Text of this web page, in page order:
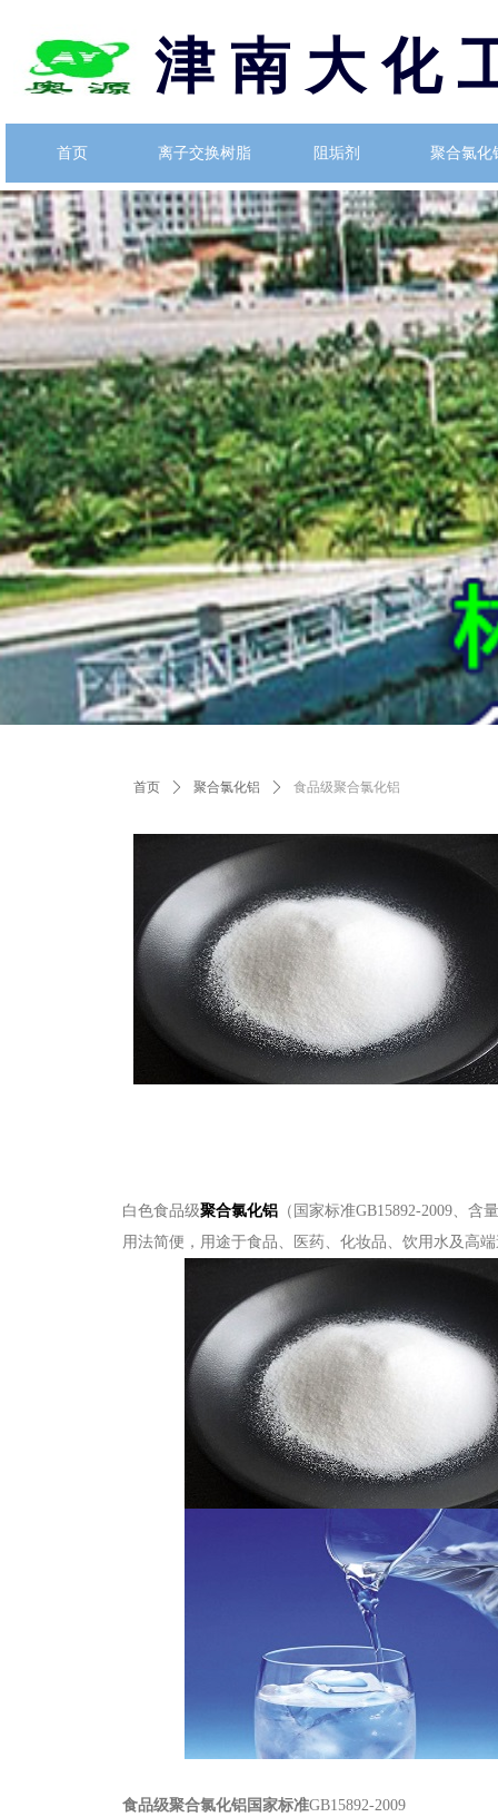
首页
首页
离子交换树脂
离子交换树脂
阻垢剂
阻垢剂
聚合氯化
聚合氯化
津 南 大 化
首页 ꄲ 聚合氯化铝 ꄲ 食品级聚合氯化铝
白色食品级聚合氯化铝 （国家标准GB15892-2009、
用法简便，用途于食品、医药、化妆品、饮用水及高
食品级聚合氯化铝国家标准GB15892-2009